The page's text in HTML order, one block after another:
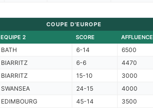
COUPE D'EUROPE
EQUIPE 2 SCORE AFFLUENCE
BATH 6-14 6500
BIARRITZ 6-6 4470
BIARRITZ 15-10 3000
SWANSEA 24-15 4000
EDIMBOURG 45-14 3500